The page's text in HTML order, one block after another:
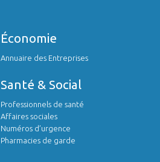
économie
Annuaire des Entreprises
Santé & Social
Professionnels de santé
Affaires sociales
Numéros d’urgence
Pharmacies de garde